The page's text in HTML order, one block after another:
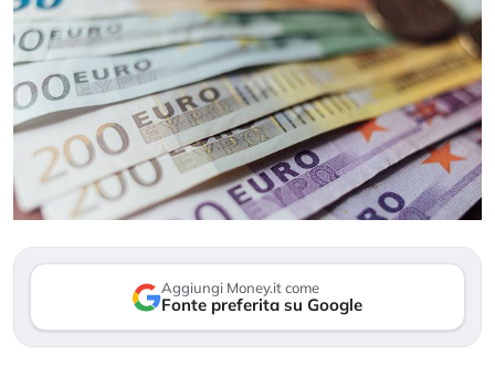
Aggiungi Money.it come
Fonte preferita su Google